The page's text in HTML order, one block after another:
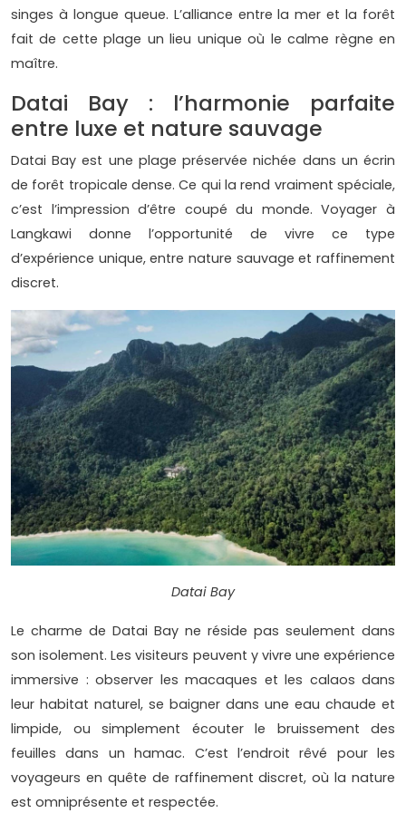
singes à longue queue. L’alliance entre la mer et la forêt
fait de cette plage un lieu unique où le calme règne en
maître.
Datai Bay : l’harmonie parfaite
entre luxe et nature sauvage
Datai Bay est une plage préservée nichée dans un écrin
de forêt tropicale dense. Ce qui la rend vraiment spéciale,
c’est l’impression d’être coupé du monde. Voyager à
Langkawi donne l’opportunité de vivre ce type
d’expérience unique, entre nature sauvage et raffinement
discret.
Datai Bay
Le charme de Datai Bay ne réside pas seulement dans
son isolement. Les visiteurs peuvent y vivre une expérience
immersive : observer les macaques et les calaos dans
leur habitat naturel, se baigner dans une eau chaude et
limpide, ou simplement écouter le bruissement des
feuilles dans un hamac. C’est l’endroit rêvé pour les
voyageurs en quête de raffinement discret, où la nature
est omniprésente et respectée.